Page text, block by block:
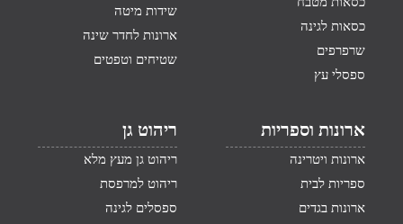
כסאות לגינה
שרפרפים
ספסלי עץ
שידות מיטה
ארונות לחדר שינה
שטיחים וטפטים
ארונות וספריות
ארונות ויטרינה
ספריות לבית
ארונות בגדים
ריהוט גן
ריהוט גן מעץ מלא
ריהוט למרפסת
ספסלים לגינה